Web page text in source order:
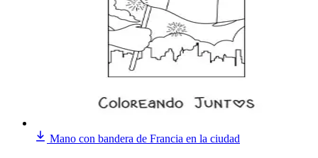
Mano con bandera de Francia en la ciudad